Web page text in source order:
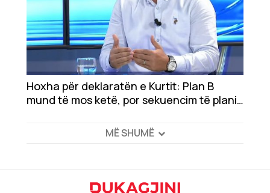
Hoxha për deklaratën e Kurtit: Plan B
mund të mos ketë, por sekuencim të planit
MË SHUMË